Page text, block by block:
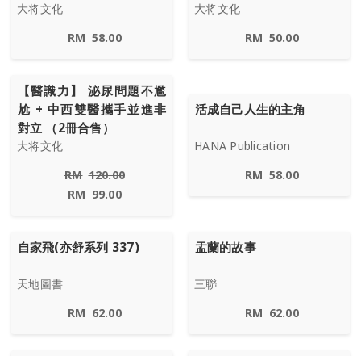
大将文化
RM 58.00
大将文化
RM 50.00
【醫識力】 泌尿問題不尷
尬 + 中西雙醫攜手並進非
對立 （2冊合售）
大将文化
RM 120.00
RM 99.00
活成自己人生的主角
HANA Publication
RM 58.00
自家飛(亦舒系列 337)
天地圖書
RM 62.00
盂蘭的故事
三聯
RM 62.00